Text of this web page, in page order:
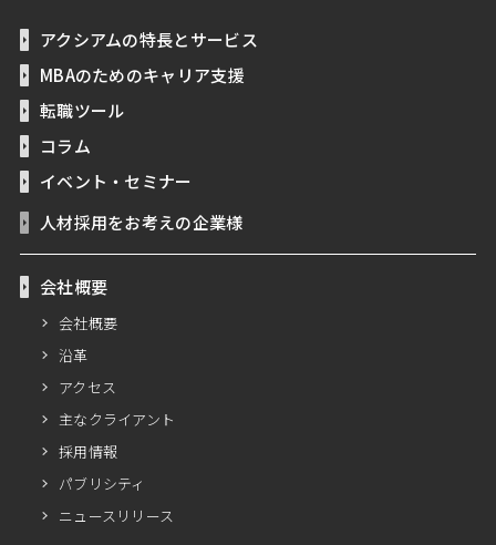
アクシアムの特長とサービス
MBAのためのキャリア支援
転職ツール
コラム
イベント・セミナー
人材採用をお考えの企業様
会社概要
会社概要
沿革
アクセス
主なクライアント
採用情報
パブリシティ
ニュースリリース